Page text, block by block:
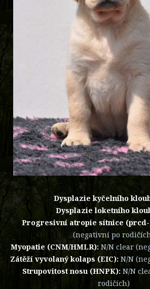
Dysplazie kyčelního
Dysplazie loketního
Progresivní atropie sítnice (prcd-
(negativní po
Myopatie (CNM/HMLR): N/N clear
Zátěží vyvolaný kolaps (EIC): N/N
Strupovitost nosu (HNPK): N/N
rodičích)